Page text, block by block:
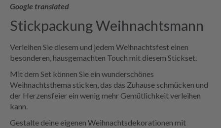
Google translated
Stickpackung Weihnachtsmann
Verleihen Sie diesem und jedem Weihnachtsfest einen
besonderen, hausgemachten Touch mit diesem Stickset.
Mit dem Set können Sie ein wunderschönes
Weihnachtsthema sticken, das das Zuhause schmücken und
der Herzensfeier ein wenig mehr Gemütlichkeit verleihen
kann.
Gestalte deine eigenen Weihnachtsdekorationen mit